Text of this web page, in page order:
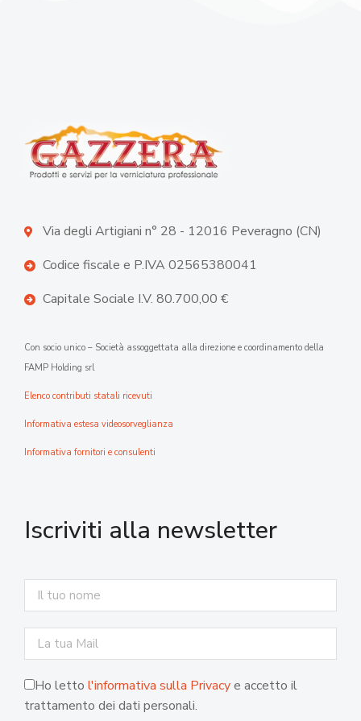
Via degli Artigiani n° 28 - 12016 Peveragno (CN)
Codice fiscale e P.IVA 02565380041
Capitale Sociale I.V. 80.700,00 €
Con socio unico – Società assoggettata alla direzione e coordinamento della
FAMP Holding srl
Elenco contributi statali ricevuti
Informativa estesa videosorveglianza
Informativa fornitori e consulenti
Iscriviti alla newsletter
Ho letto l'informativa sulla Privacye accetto il
trattamento dei dati personali.